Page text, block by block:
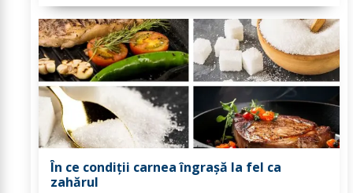
În ce condiții carnea îngrașă la fel ca
zahărul